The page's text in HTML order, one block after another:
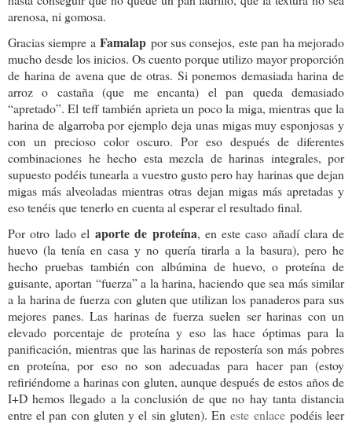
arenosa, ni gomosa.
Gracias siempre aFamalap por sus consejos, este pan ha mejorado
mucho desde los inicios. Os cuento porque utilizo mayor proporción
de harina de avena que de otras. Si ponemos demasiada harina de
arroz o castaña (que me encanta) el pan queda demasiado
“apretado”. El teff también aprieta un poco la miga, mientras que la
harina de algarroba por ejemplo deja unas migas muy esponjosas y
con un precioso color oscuro. Por eso después de diferentes
combinaciones he hecho esta mezcla de harinas integrales, por
supuesto podéis tunearla a vuestro gusto pero hay harinas que dejan
migas más alveoladas mientras otras dejan migas más apretadas y
eso tenéis que tenerlo en cuenta al esperar el resultado final.
Por otro lado el aporte de proteína, en este caso añadí clara de
huevo (la tenía en casa y no quería tirarla a la basura), pero he
hecho pruebas también con albúmina de huevo, o proteína de
guisante, aportan “fuerza” a la harina, haciendo que sea más similar
a la harina de fuerza con gluten que utilizan los panaderos para sus
mejores panes. Las harinas de fuerza suelen ser harinas con un
elevado porcentaje de proteína y eso las hace óptimas para la
panificación, mientras que las harinas de repostería son más pobres
en proteína, por eso no son adecuadas para hacer pan (estoy
refiriéndome a harinas con gluten, aunque después de estos años de
I+D hemos llegado a la conclusión de que no hay tanta distancia
entre el pan con gluten y el sin gluten). Eneste enlacepodéis leer